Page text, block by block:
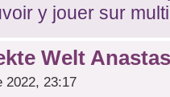
y jouer sur
Welt
2022, 23:17